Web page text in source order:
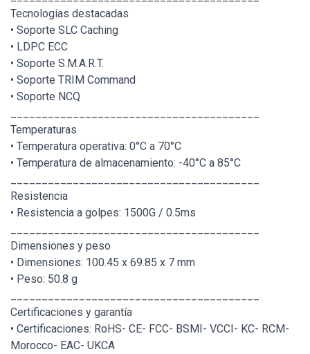
Tecnologías destacadas
• Soporte SLC Caching
• LDPC ECC
• Soporte S.M.A.R.T.
• Soporte TRIM Command
• Soporte NCQ
Temperaturas
• Temperatura operativa: 0°C a 70°C
• Temperatura de almacenamiento: -40°C a 85°C
Resistencia
• Resistencia a golpes: 1500G / 0.5ms
Dimensiones y peso
• Dimensiones: 100.45 x 69.85 x 7 mm
• Peso: 50.8 g
Certificaciones y garantía
• Certificaciones: RoHS- CE- FCC- BSMI- VCCI- KC- RCM-
Morocco- EAC- UKCA